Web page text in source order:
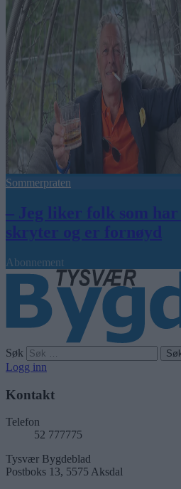
Sommerpraten
– Jeg liker folk som
skryter og er fornøyd
Abonnement
Søk
Logg inn
Kontakt
Telefon
52 777775
Tysvær Bygdeblad
Postboks 13, 5575 Aksdal